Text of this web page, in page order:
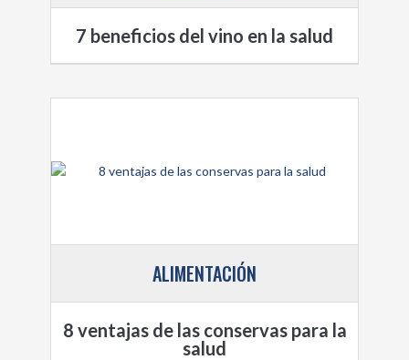
7 beneficios del vino en la salud
ALIMENTACIÓN
8 ventajas de las conservas para la
salud